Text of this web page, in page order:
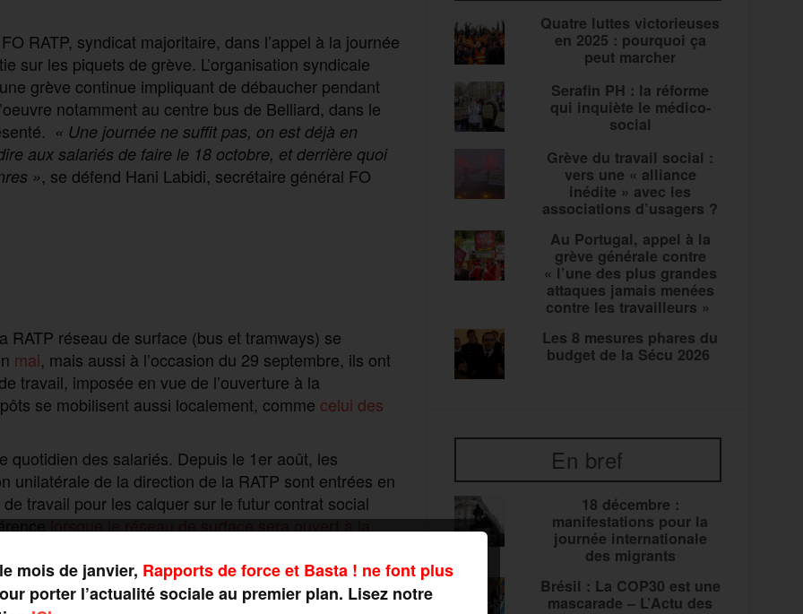
RATP, syndicat majoritaire, dans l’appel à la journée
sur les piquets de grève. L’organisation syndicale
grève continue impliquant de débaucher pendant
notamment au centre bus de Belliard, dans le
« Une journée ne suffit pas, on est déjà en
aux salariés de faire le 18 octobre, et derrière quoi
», se défend Hani Labidi, secrétaire général FO
réseau de surface (bus et tramways) se
mai, mais aussi à l’occasion du 29 septembre, ils ont
travail, imposée en vue de l’ouverture à la
se mobilisent aussi localement, comme celui des
quotidien des salariés. Depuis le 1er août, les
unilatérale de la direction de la RATP sont entrées en
travail pour les calquer sur le futur contrat social
lorsque le réseau de surface sera ouvert à la
l’Ugict-CGT RATP. Le responsable a pris le micro
générale se tient ce 18 octobre. Une
Quatre luttes victorieuses
en 2025 : pourquoi ça
peut marcher
Serafin PH : la réforme
qui inquiète le médico-
social
Grève du travail social :
vers une « alliance
inédite » avec les
associations d’usagers ?
Au Portugal, appel à la
grève générale contre
« l’une des plus grandes
attaques jamais menées
contre les travailleurs »
Les 8 mesures phares du
budget de la Sécu 2026
En bref
18 décembre :
manifestations pour la
journée internationale
des migrants
Brésil : La COP30 est une
mascarade – L’Actu des
mois de janvier, Rapports de force et Basta ! ne font plus
porter l’actualité sociale au premier plan. Lisez notre